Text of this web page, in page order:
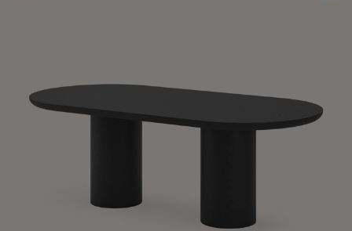
meubelstukken